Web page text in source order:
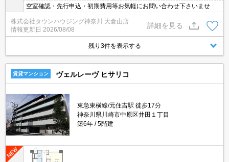
空室確認・先行申込・初期費用等お気軽にお問い合わせ下さいませ
株式会社タウンハウジング神奈川 大倉山店
情報更新日 2026/08/08
詳細を見る
残り3件を表示する
賃貸マンション ヴェルレーヴ ヒサリコ
東急東横線/元住吉駅 徒歩17分
神奈川県川崎市中原区井田１丁目
築6年
5階建